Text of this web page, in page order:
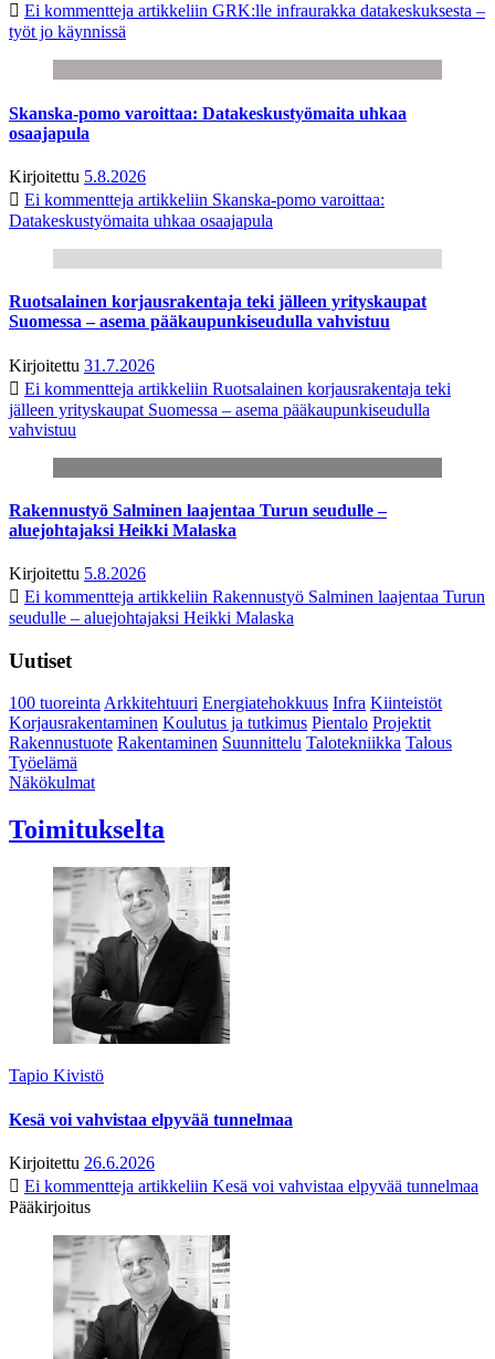
Ei kommentteja artikkeliin GRK:lle infraurakka datakeskuksesta –
työt jo käynnissä
Skanska-pomo varoittaa: Datakeskustyömaita uhkaa
osaajapula
Kirjoitettu 5.8.2026
Ei kommentteja artikkeliin Skanska-pomo varoittaa:
Datakeskustyömaita uhkaa osaajapula
Ruotsalainen korjausrakentaja teki jälleen yrityskaupat
Suomessa – asema pääkaupunkiseudulla vahvistuu
Kirjoitettu 31.7.2026
Ei kommentteja artikkeliin Ruotsalainen korjausrakentaja teki
jälleen yrityskaupat Suomessa – asema pääkaupunkiseudulla
vahvistuu
Rakennustyö Salminen laajentaa Turun seudulle –
aluejohtajaksi Heikki Malaska
Kirjoitettu 5.8.2026
Ei kommentteja artikkeliin Rakennustyö Salminen laajentaa Turun
seudulle – aluejohtajaksi Heikki Malaska
Uutiset
100 tuoreintaArkkitehtuuri Energiatehokkuus Infra Kiinteistöt
Korjausrakentaminen Koulutus ja tutkimus Pientalo Projektit
Rakennustuote Rakentaminen Suunnittelu Talotekniikka Talous
Työelämä
Näkökulmat
Toimitukselta
Tapio Kivistö
Kesä voi vahvistaa elpyvää tunnelmaa
Kirjoitettu 26.6.2026
Ei kommentteja artikkeliin Kesä voi vahvistaa elpyvää tunnelmaa
Pääkirjoitus